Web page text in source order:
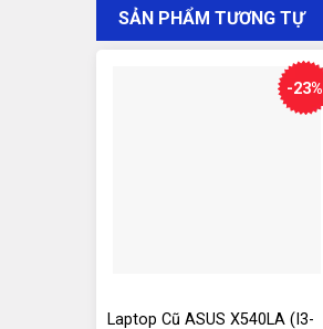
SẢN PHẨM TƯƠNG TỰ
-23%
Laptop Cũ ASUS X540LA (I3-